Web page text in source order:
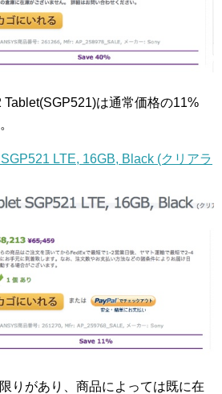
Tablet(SGP521)は通常価格の11%
LTE, 16GB, Black (クリアラ
りがあり、商品によっては既に在